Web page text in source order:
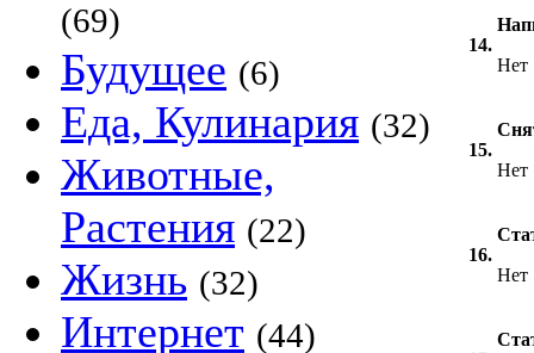
(69)
Будущее (6)
Еда, Кулинария (32)
Животные,
Растения (22)
Жизнь (32)
Интернет (44)
14.
Нет
15.
Нет
16.
Нет